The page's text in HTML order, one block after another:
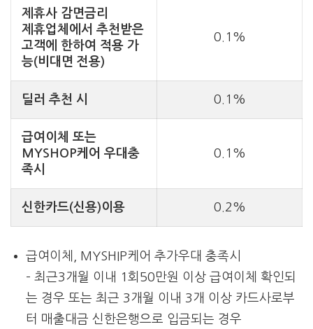
제휴사 감면금리
제휴업체에서 추천받은
고객에 한하여 적용 가
능(비대면 전용)
0.1%
딜러 추천 시 0.1%
급여이체 또는
MYSHOP케어 우대충
족시
0.1%
신한카드(신용)이용 0.2%
급여이체, MYSHIP케어 추가우대 충족시
– 최근3개월 이내 1회50만원 이상 급여이체 확인되
는 경우 또는 최근 3개월 이내 3개 이상 카드사로부
터 매출대금 신한은행으로 입금되는 경우